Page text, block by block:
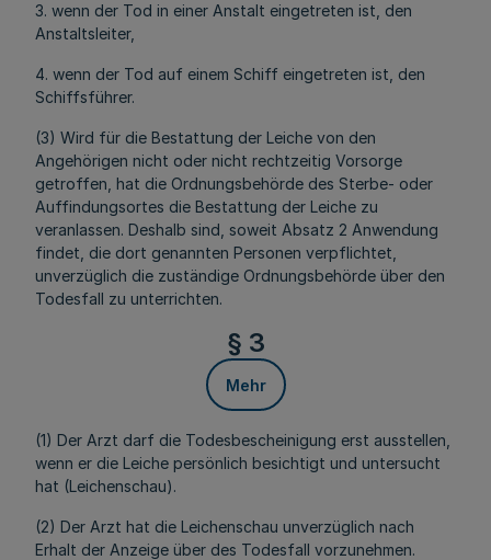
3. wenn der Tod in einer Anstalt eingetreten ist, den
Anstaltsleiter,
4. wenn der Tod auf einem Schiff eingetreten ist, den
Schiffsführer.
(3) Wird für die Bestattung der Leiche von den
Angehörigen nicht oder nicht rechtzeitig Vorsorge
getroffen, hat die Ordnungsbehörde des Sterbe- oder
Auffindungsortes die Bestattung der Leiche zu
veranlassen. Deshalb sind, soweit Absatz 2 Anwendung
findet, die dort genannten Personen verpflichtet,
unverzüglich die zuständige Ordnungsbehörde über den
Todesfall zu unterrichten.
§ 3
Mehr
(1) Der Arzt darf die Todesbescheinigung erst ausstellen,
wenn er die Leiche persönlich besichtigt und untersucht
hat (Leichenschau).
(2) Der Arzt hat die Leichenschau unverzüglich nach
Erhalt der Anzeige über des Todesfall vorzunehmen.